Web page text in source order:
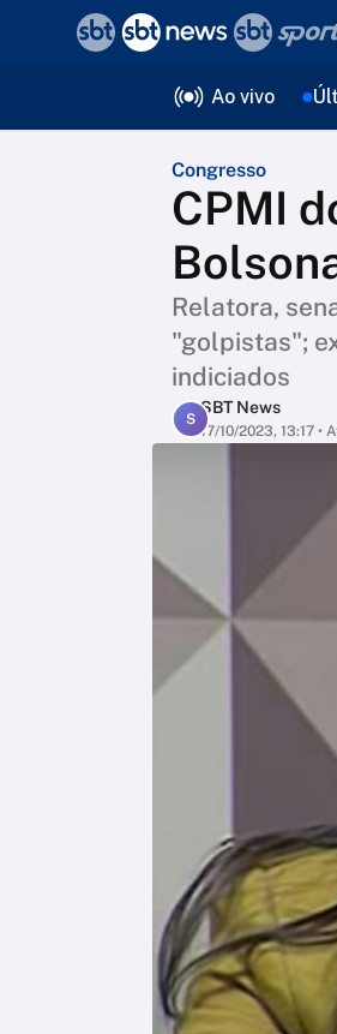
Ao vivo
Congresso
CPMI
Relatora,
"golpistas";
indiciados
S
SBT News
17/10/2023, 13:17 •
voltar
Editorias